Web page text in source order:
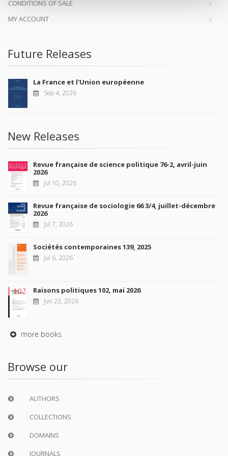
CONDITIONS OF SALE
MY ACCOUNT
Future Releases
La France et l'Union européenne
Sep 4, 2026
New Releases
Revue française de science politique 76-2, avril-juin
2026
Jul 10, 2026
Revue française de sociologie 66 3/4, juillet-décembre
2026
Jul 7, 2026
Sociétés contemporaines 139, 2025
Jul 6, 2026
Raisons politiques 102, mai 2026
Jun 23, 2026
more books
Browse our
AUTHORS
COLLECTIONS
DOMAINS
JOURNALS